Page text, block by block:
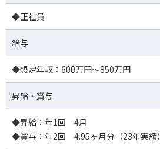
◆正社員
給与
◆想定年収：600万円～850万円
昇給・賞与
◆昇給：年1回 4月
◆賞与：年2回 4.95ヶ月分（23年実績）